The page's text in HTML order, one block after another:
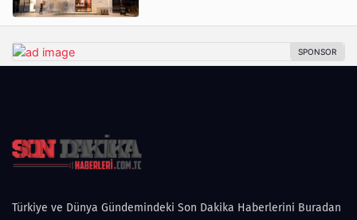
Türkiye ve Dünya Gündemindeki Son Dakika Haberlerini Buradan